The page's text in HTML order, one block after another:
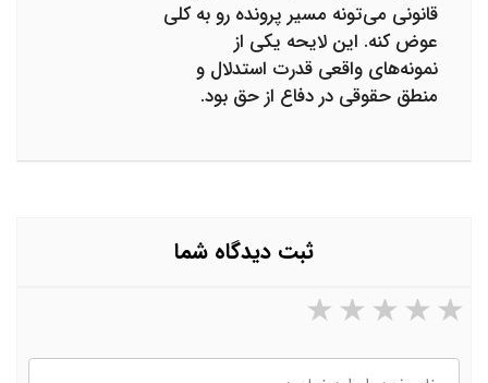
قانونی می‌تونه مسیر پرونده رو به کلی
عوض کنه. این لایحه یکی از
نمونه‌های واقعی قدرت استدلال و
منطق حقوقی در دفاع از حق بود.
ثبت دیدگاه شما
۵ ستاره از ۵ ۴ ستاره از ۵ ۳ ستاره از ۵ ۲ ستاره از ۵
نام